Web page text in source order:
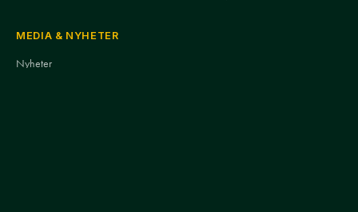
MEDIA & NYHETER
Nyheter